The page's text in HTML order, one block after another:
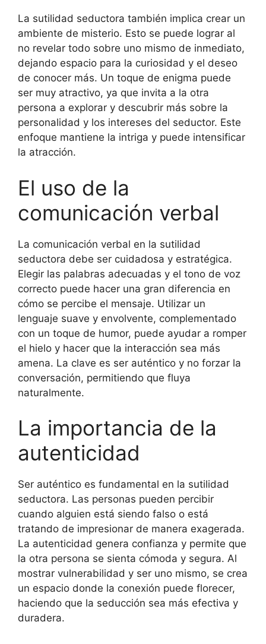
La sutilidad seductora también implica crear un
ambiente de misterio. Esto se puede lograr al
no revelar todo sobre uno mismo de inmediato,
dejando espacio para la curiosidad y el deseo
de conocer más. Un toque de enigma puede
ser muy atractivo, ya que invita a la otra
persona a explorar y descubrir más sobre la
personalidad y los intereses del seductor. Este
enfoque mantiene la intriga y puede intensificar
la atracción.
El uso de la
comunicación verbal
La comunicación verbal en la sutilidad
seductora debe ser cuidadosa y estratégica.
Elegir las palabras adecuadas y el tono de voz
correcto puede hacer una gran diferencia en
cómo se percibe el mensaje. Utilizar un
lenguaje suave y envolvente, complementado
con un toque de humor, puede ayudar a romper
el hielo y hacer que la interacción sea más
amena. La clave es ser auténtico y no forzar la
conversación, permitiendo que fluya
naturalmente.
La importancia de la
autenticidad
Ser auténtico es fundamental en la sutilidad
seductora. Las personas pueden percibir
cuando alguien está siendo falso o está
tratando de impresionar de manera exagerada.
La autenticidad genera confianza y permite que
la otra persona se sienta cómoda y segura. Al
mostrar vulnerabilidad y ser uno mismo, se crea
un espacio donde la conexión puede florecer,
haciendo que la seducción sea más efectiva y
duradera.